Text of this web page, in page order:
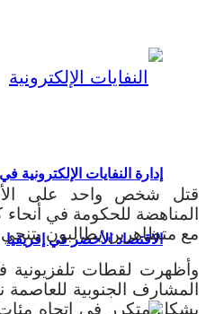
إدارة النفايات
الاقتصاد الأخضر في إفريقيا
قتل شخص واحد على
المناهضة للحكومة في أنحاء
مع متظاهرين يطالبون بتنحي
وأظهرت لقطات تلفزيونية
المشارف الجنوبية للعاصمة
بشكل متكرر في اتجاه